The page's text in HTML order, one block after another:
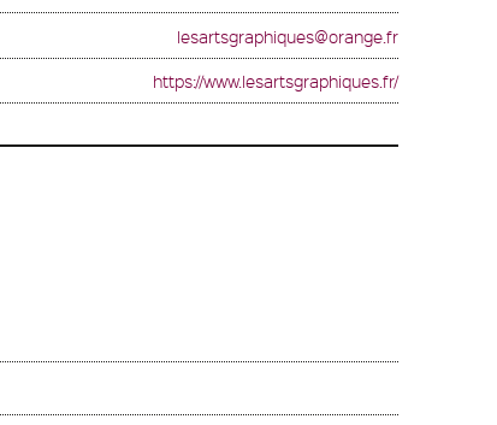
lesartsgraphiques@orange.fr
https://www.lesartsgraphiques.fr/